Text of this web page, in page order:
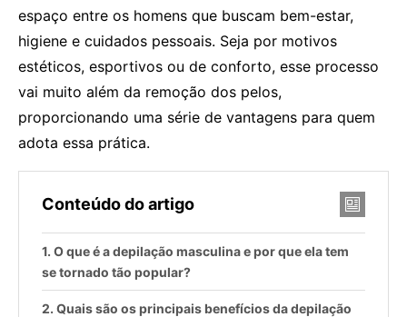
espaço entre os homens que buscam bem-estar,
higiene e cuidados pessoais. Seja por motivos
estéticos, esportivos ou de conforto, esse processo
vai muito além da remoção dos pelos,
proporcionando uma série de vantagens para quem
adota essa prática.
Conteúdo do artigo
O que é a depilação masculina e por que ela tem
se tornado tão popular?
Quais são os principais benefícios da depilação